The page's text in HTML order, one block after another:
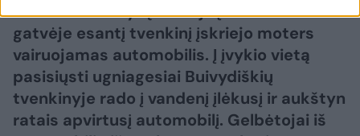
Penktadienio rytą Vilniuje į Helsinkio
gatvėje esantį tvenkinį įskriejo moters
vairuojamas automobilis. Į įvykio vietą
pasisiųsti ugniagesiai Buivydiškių
tvenkinyje rado į vandenį įlėkusį ir aukštyn
ratais apvirtusį automobilį. Gelbėtojai iš